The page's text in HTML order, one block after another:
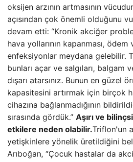
oksijen arzının artmasının
açısından çok önemli olduğunu
devam etti: “Kronik akciğer
hava yollarının kapanması,
enfeksiyonlar meydana gelebilir.
bunları açar ve salgıları, balgam
dışarı atarsınız. Bunun en güzel
kapasitesini artırmak için birçok
cihazına bağlanmadığının
sırasında gördük.” Aşırı ve
etkilere neden olabilir.Triflon'un
yetişkinlere yönelik üretildiğini
Arıboğan, “Çocuk hastalar da